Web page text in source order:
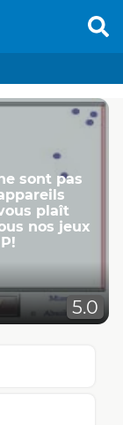
​​sont pas
plaît
nos jeux
5.0